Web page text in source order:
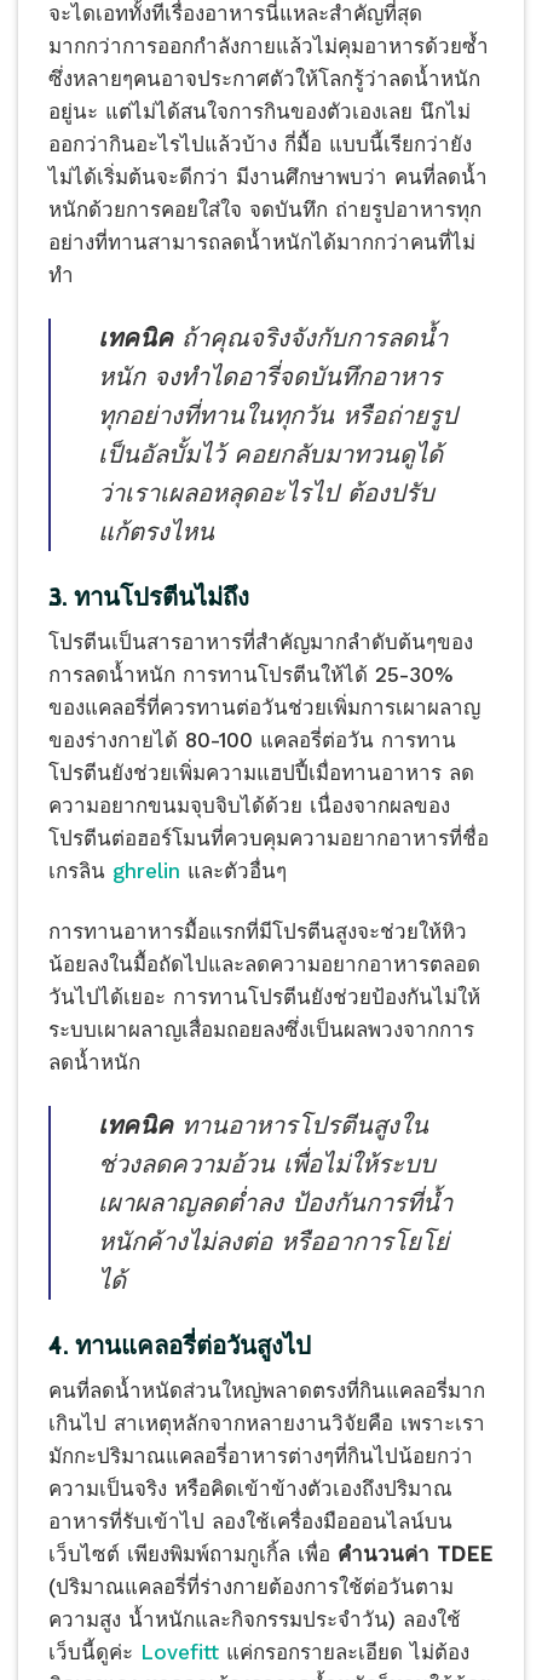
จะไดเอททั้งทีเรื่องอาหารนี่แหละสำคัญที่สุด
มากกว่าการออกกำลังกายแล้วไม่คุมอาหารด้วยซ้ำ
ซึ่งหลายๆคนอาจประกาศตัวให้โลกรู้ว่าลดน้ำหนัก
อยู่นะ แต่ไม่ได้สนใจการกินของตัวเองเลย นึกไม่
ออกว่ากินอะไรไปแล้วบ้าง กี่มื้อ แบบนี้เรียกว่ายัง
ไม่ได้เริ่มต้นจะดีกว่า มีงานศึกษาพบว่า คนที่ลดน้ำ
หนักด้วยการคอยใส่ใจ จดบันทึก ถ่ายรูปอาหารทุก
อย่างที่ทานสามารถลดน้ำหนักได้มากกว่าคนที่ไม่
ทำ
เทคนิคถ้าคุณจริงจังกับการลดน้ำ
หนัก จงทำไดอารี่จดบันทึกอาหาร
ทุกอย่างที่ทานในทุกวัน หรือถ่ายรูป
เป็นอัลบั้มไว้ คอยกลับมาทวนดูได้
ว่าเราเผลอหลุดอะไรไป ต้องปรับ
แก้ตรงไหน
3. ทานโปรตีนไม่ถึง
โปรตีนเป็นสารอาหารที่สำคัญมากลำดับต้นๆของ
การลดน้ำหนัก การทานโปรตีนให้ได้ 25-30%
ของแคลอรี่ที่ควรทานต่อวันช่วยเพิ่มการเผาผลาญ
ของร่างกายได้ 80-100 แคลอรี่ต่อวัน การทาน
โปรตีนยังช่วยเพิ่มความแฮปปี้เมื่อทานอาหาร ลด
ความอยากขนมจุบจิบได้ด้วย เนื่องจากผลของ
โปรตีนต่อฮอร์โมนที่ควบคุมความอยากอาหารที่ชื่อ
เกรลิน ghrelin และตัวอื่นๆ
การทานอาหารมื้อแรกที่มีโปรตีนสูงจะช่วยให้หิว
น้อยลงในมื้อถัดไปและลดความอยากอาหารตลอด
วันไปได้เยอะ การทานโปรตีนยังช่วยป้องกันไม่ให้
ระบบเผาผลาญเสื่อมถอยลงซึ่งเป็นผลพวงจากการ
ลดน้ำหนัก
เทคนิค ทานอาหารโปรตีนสูงใน
ช่วงลดความอ้วน เพื่อไม่ให้ระบบ
เผาผลาญลดต่ำลง ป้องกันการที่น้ำ
หนักค้างไม่ลงต่อ หรืออาการโยโย่
ได้
4. ทานแคลอรี่ต่อวันสูงไป
คนที่ลดน้ำหนัดส่วนใหญ่พลาดตรงที่กินแคลอรี่มาก
เกินไป สาเหตุหลักจากหลายงานวิจัยคือ เพราะเรา
มักกะปริมาณแคลอรี่อาหารต่างๆที่กินไปน้อยกว่า
ความเป็นจริง หรือคิดเข้าข้างตัวเองถึงปริมาณ
อาหารที่รับเข้าไป ลองใช้เครื่องมือออนไลน์บน
เว็บไซต์ เพียงพิมพ์ถามกูเกิ้ล เพื่อ คำนวนค่า TDEE
(ปริมาณแคลอรี่ที่ร่างกายต้องการใช้ต่อวันตาม
ความสูง น้ำหนักและกิจกรรมประจำวัน) ลองใช้
เว็บนี้ดูค่ะ Lovefitt แค่กรอกรายละเอียด ไม่ต้อง